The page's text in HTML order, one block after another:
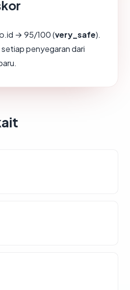
→ 95/100 (very_safe).
setiap penyegaran dari